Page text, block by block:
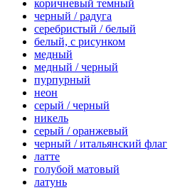
коричневый темный
черный / радуга
серебристый / белый
белый, с рисунком
медный
медный / черный
пурпурный
неон
серый / черный
никель
серый / оранжевый
черный / итальянский флаг
латте
голубой матовый
латунь